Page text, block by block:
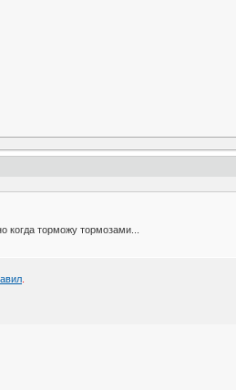
когда торможу тормозами...
.